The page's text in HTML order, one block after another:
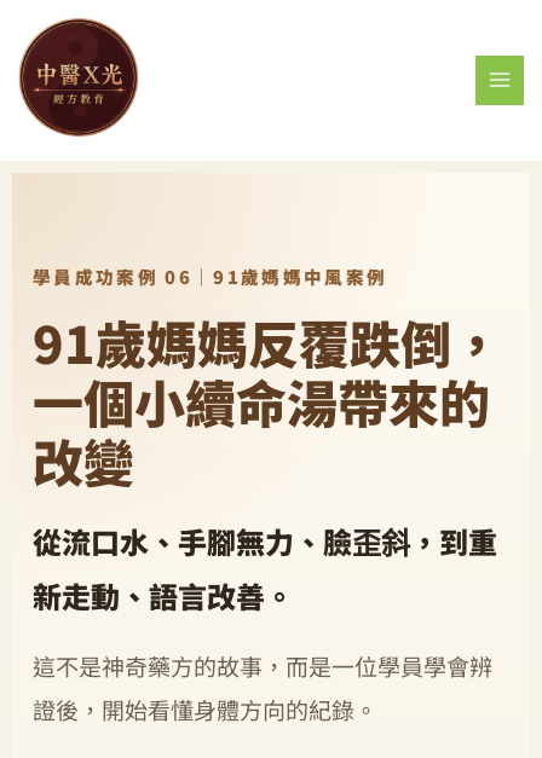
容
學員成功案例 06｜91歲媽媽中風案例
91歲媽媽反覆跌倒，
一個小續命湯帶來的
改變
從流口水、手腳無力、臉歪斜，到重
新走動、語言改善。
這不是神奇藥方的故事，而是一位學員學會辨
證後，開始看懂身體方向的紀錄。